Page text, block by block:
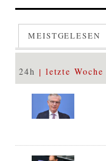
MEISTGELESEN
24h letzte Woche